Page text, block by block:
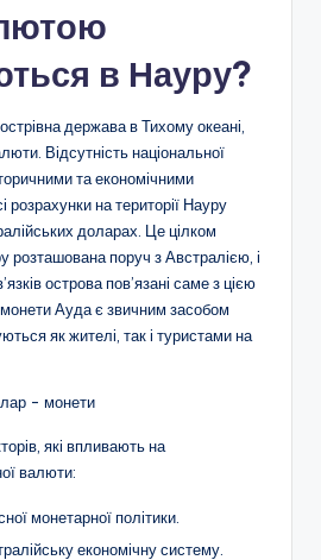
в Науру?
держава в Тихому океані,
Відсутність національної
та економічними
розрахунки на території Науру
доларах. Це цілком
розташована поруч з Австралією, і
острова пов’язані саме з цією
Ауда є звичним засобом
як жителі, так і туристами на
які впливають на
валюти:
монетарної політики.
економічну систему.